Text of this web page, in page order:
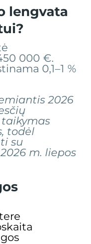
lengvata
000 €.
0,1–1 %
2026
todėl
su
m. liepos